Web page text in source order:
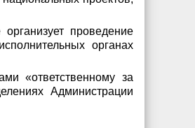
проведение
органах
«ответственному за
Администрации